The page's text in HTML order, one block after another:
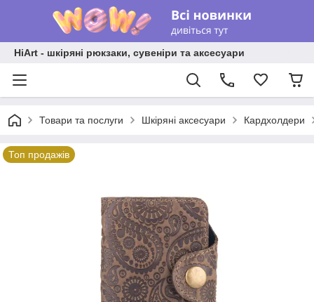
HiArt - шкіряні рюкзаки, сувеніри та аксесуари
Товари та послуги Шкіряні аксесуари Кардхолдери
Топ продажів